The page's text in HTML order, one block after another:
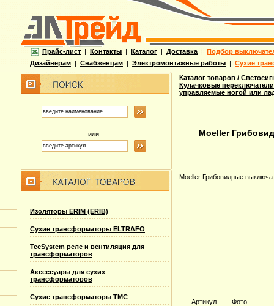
Прайс-лист | Контакты | Каталог | Доставка | Подбор
Дизайнерам | Снабженцам | Электромонтажные работы | Сухие
или
Изоляторы ERIM (ERIB)
Сухие трансформаторы ELTRAFO
TecSystem реле и вентиляция для
трансформаторов
Аксессуары для сухих
трансформаторов
Сухие трансформаторы TMC
Каталог товаров /
Кулачковые переключатели
управляемые ногой или
Moeller
Moeller Грибовидные
Артикул
Фото